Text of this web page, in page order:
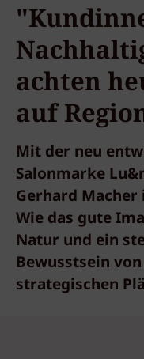
achten
auf
Mit der neu
Salonmarke
Gerhard
Wie das gute
Natur und ein
Bewusstsein
strategischen